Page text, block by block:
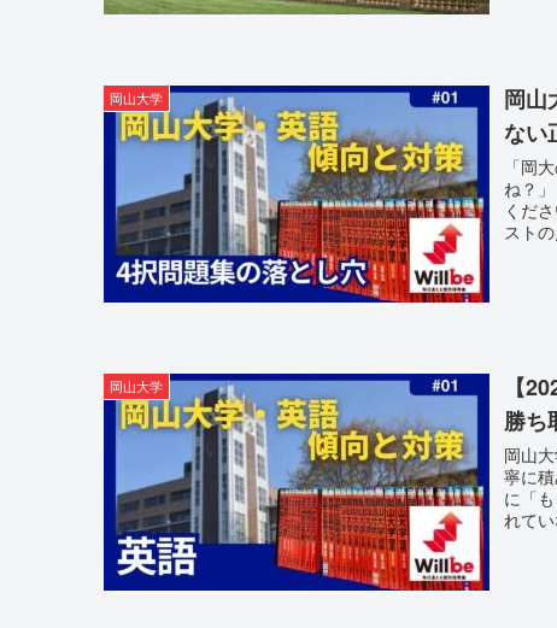
岡山大学
岡山
ない
「岡
ね？
くだ
スト
岡山大学
【
勝ち
岡山
寧に
に「
れて